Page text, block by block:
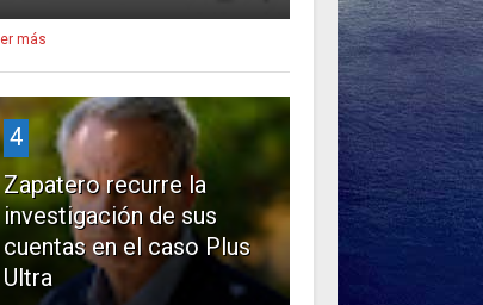
más
4
Zapatero recurre la
investigación de sus
cuentas en el caso Plus
Ultra